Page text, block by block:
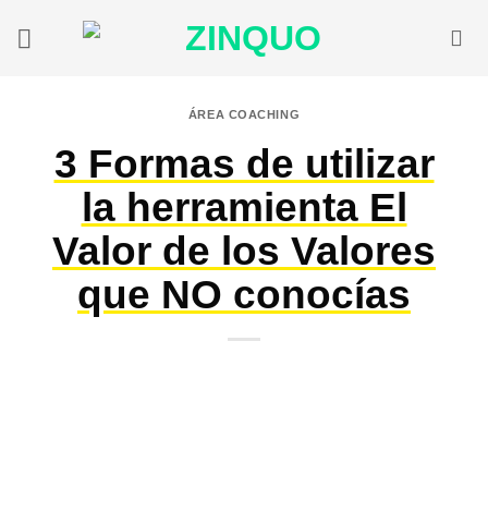
ÁREA COACHING
3 Formas de utilizar
la herramienta El
Valor de los Valores
que NO conocías